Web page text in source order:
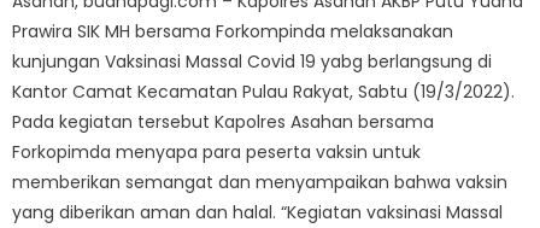
Prawira SIK MH bersama Forkompinda melaksanakan
kunjungan Vaksinasi Massal Covid 19 yabg berlangsung di
Kantor Camat Kecamatan Pulau Rakyat, Sabtu (19/3/2022).
Pada kegiatan tersebut Kapolres Asahan bersama
Forkopimda menyapa para peserta vaksin untuk
memberikan semangat dan menyampaikan bahwa vaksin
yang diberikan aman dan halal. “Kegiatan vaksinasi Massal